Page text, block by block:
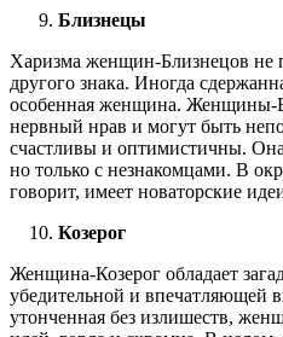
Близнецы
Харизма женщин-Близнецов не
другого знака. Иногда
особенная женщина. Женщины-
нервный нрав и могут быть
счастливы и оптимистичны. Она
но только с незнакомцами. В
говорит, имеет новаторские
Козерог
Женщина-Козерог обладает
убедительной и впечатляющей
утонченная без излишеств,